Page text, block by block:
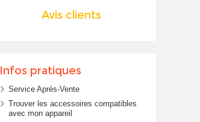
Avis clients
Infos pratiques
Service Après-Vente
Trouver les accessoires compatibles
avec mon appareil